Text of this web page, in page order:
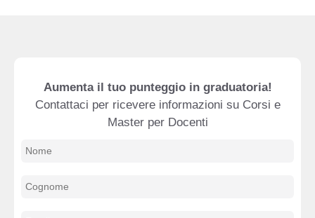
Aumenta il tuo punteggio in graduatoria!
Contattaci per ricevere informazioni su Corsi e
Master per Docenti